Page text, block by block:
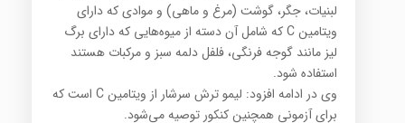
لبنیات، جگر، گوشت (مرغ و ماهی) و موادی که دارای
ویتامین C که شامل آن دسته از میوه‌هایی که دارای برگ
لیز مانند گوجه فرنگی، فلفل دلمه سبز و مرکبات هستند
استفاده شود.
وی در ادامه افزود: لیمو ترش سرشار از ویتامین C است که
برای آزمونی همچنین کنکور توصیه می‌شود.